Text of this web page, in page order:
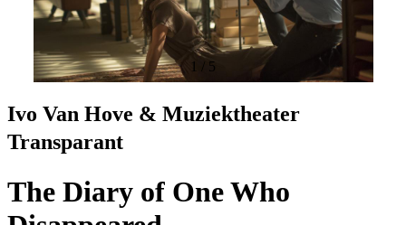
1 / 5
Ivo Van Hove & Muziektheater
Transparant
The Diary of One Who